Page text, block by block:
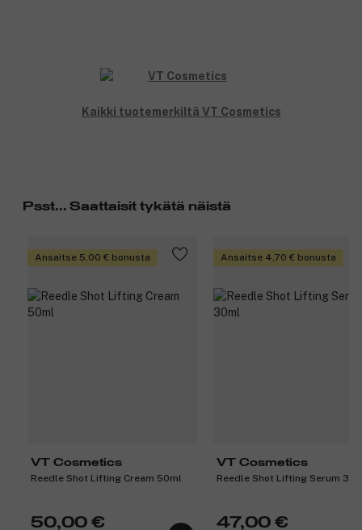
Kaikki tuotemerkiltä VT Cosmetics
Psst... Saattaisit tykätä näistä
Ansaitse 5,00 € bonusta
VT Cosmetics
Reedle Shot Lifting Cream 50ml
50,00 €
Ansaitse 4,70 € bonusta
VT Cosmetics
Reedle Shot Lifting Serum
47,00 €